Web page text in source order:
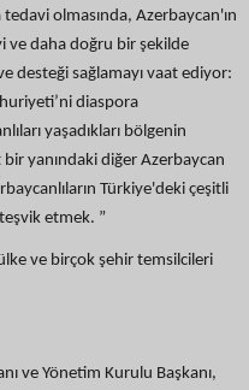
olmasında, Azerbaycan'ın
ve daha doğru bir şekilde
desteği sağlamayı vaat ediyor:
diaspora
yaşadıkları bölgenin
bir yanındaki diğer Azerbaycan
Türkiye'deki çeşitli
etmek. ”
ve birçok şehir temsilcileri
ve Yönetim Kurulu Başkanı,